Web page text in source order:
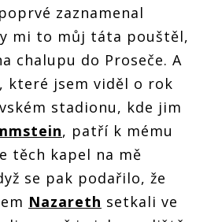
zaznamenal
mi to můj táta pouštěl,
chalupu do Proseče. A
které jsem viděl o rok
stadionu, kde jim
, patří k mému
těch kapel na mě
se pak podařilo, že
Nazareth setkali ve